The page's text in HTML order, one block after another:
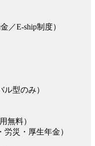
／E-ship制度）
型のみ）
無料）
災・厚生年金）